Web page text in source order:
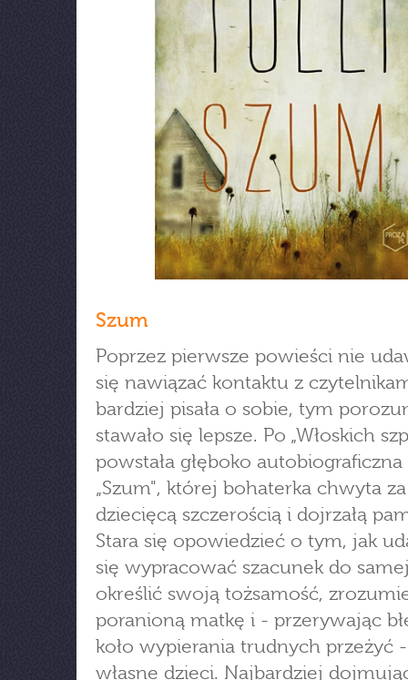
Szum
Poprzez pierwsze powieści nie
się nawiązać kontaktu z
bardziej pisała o sobie, tym
stawało się lepsze. Po „Włoskich
powstała głęboko
„Szum", której bohaterka chwyta
dziecięcą szczerością i dojrzałą
Stara się opowiedzieć o tym, jak
się wypracować szacunek do
określić swoją tożsamość,
poranioną matkę i - przerywając
koło wypierania trudnych przeżyć
własne dzieci. Najbardziej